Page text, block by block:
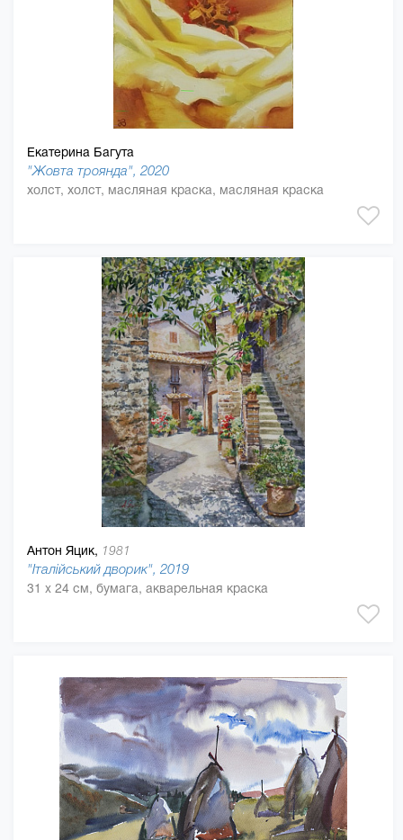
Екатерина Багута
"Жовта троянда", 2020
холст, холст, масляная краска, масляная краска
Антон Яцик, 1981
"Італійський дворик", 2019
31 x 24 см, бумага, акварельная краска